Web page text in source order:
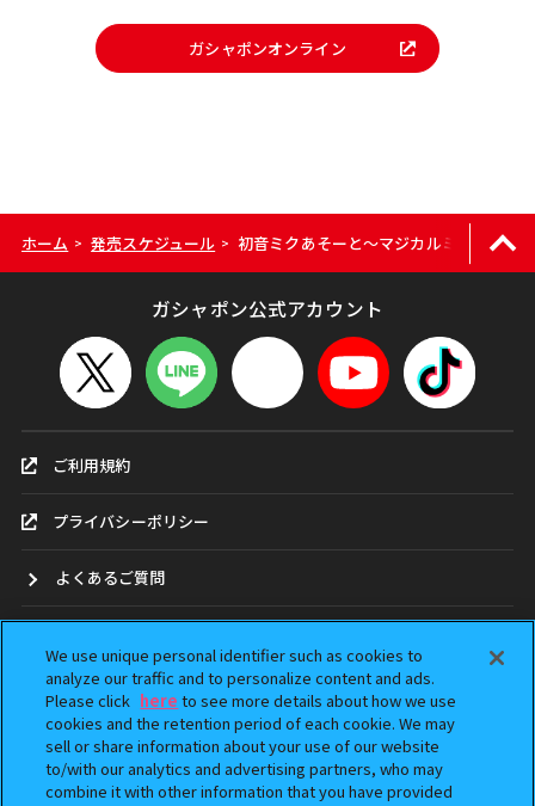
ガシャポンオンライン
ホーム > 発売スケジュール > 初音ミクあそーと～マジカルミライ2019
ガシャポン公式アカウント
ご利用規約
プライバシーポリシー
よくあるご質問
ガシャポンどこ？
アンケート
We use unique personal identifier such as cookies to
analyze our traffic and to personalize content and ads.
Please click here to see more details about how we use
cookies and the retention period of each cookie. We may
sell or share information about your use of our website
to/with our analytics and advertising partners, who may
combine it with other information that you have provided